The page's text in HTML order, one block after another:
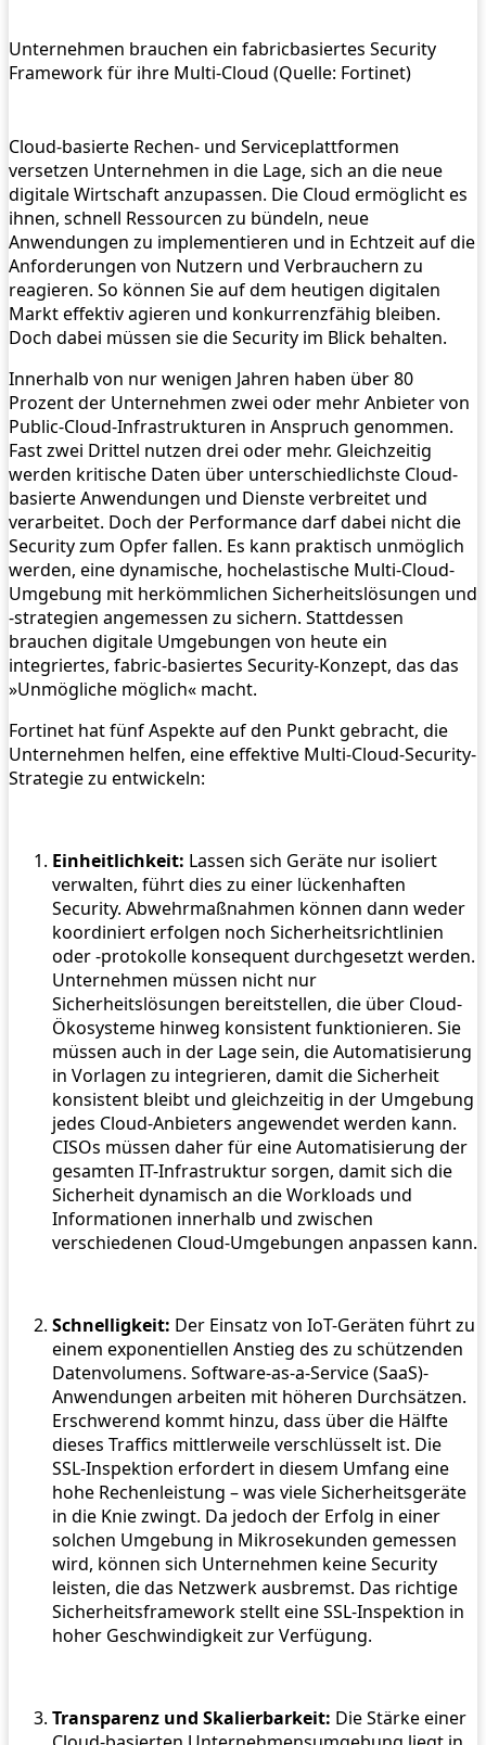
Unternehmen brauchen ein fabricbasiertes Security
Framework für ihre Multi-Cloud (Quelle: Fortinet)
Cloud-basierte Rechen- und Serviceplattformen
versetzen Unternehmen in die Lage, sich an die neue
digitale Wirtschaft anzupassen. Die Cloud ermöglicht es
ihnen, schnell Ressourcen zu bündeln, neue
Anwendungen zu implementieren und in Echtzeit auf die
Anforderungen von Nutzern und Verbrauchern zu
reagieren. So können Sie auf dem heutigen digitalen
Markt effektiv agieren und konkurrenzfähig bleiben.
Doch dabei müssen sie die Security im Blick behalten.
Innerhalb von nur wenigen Jahren haben über 80
Prozent der Unternehmen zwei oder mehr Anbieter von
Public-Cloud-Infrastrukturen in Anspruch genommen.
Fast zwei Drittel nutzen drei oder mehr. Gleichzeitig
werden kritische Daten über unterschiedlichste Cloud-
basierte Anwendungen und Dienste verbreitet und
verarbeitet. Doch der Performance darf dabei nicht die
Security zum Opfer fallen. Es kann praktisch unmöglich
werden, eine dynamische, hochelastische Multi-Cloud-
Umgebung mit herkömmlichen Sicherheitslösungen und
-strategien angemessen zu sichern. Stattdessen
brauchen digitale Umgebungen von heute ein
integriertes, fabric-basiertes Security-Konzept, das das
»Unmögliche möglich« macht.
Fortinet hat fünf Aspekte auf den Punkt gebracht, die
Unternehmen helfen, eine effektive Multi-Cloud-Security-
Strategie zu entwickeln:
Einheitlichkeit: Lassen sich Geräte nur isoliert
verwalten, führt dies zu einer lückenhaften
Security. Abwehrmaßnahmen können dann weder
koordiniert erfolgen noch Sicherheitsrichtlinien
oder -protokolle konsequent durchgesetzt werden.
Unternehmen müssen nicht nur
Sicherheitslösungen bereitstellen, die über Cloud-
Ökosysteme hinweg konsistent funktionieren. Sie
müssen auch in der Lage sein, die Automatisierung
in Vorlagen zu integrieren, damit die Sicherheit
konsistent bleibt und gleichzeitig in der Umgebung
jedes Cloud-Anbieters angewendet werden kann.
CISOs müssen daher für eine Automatisierung der
gesamten IT-Infrastruktur sorgen, damit sich die
Sicherheit dynamisch an die Workloads und
Informationen innerhalb und zwischen
verschiedenen Cloud-Umgebungen anpassen kann.
Schnelligkeit: Der Einsatz von IoT-Geräten führt zu
einem exponentiellen Anstieg des zu schützenden
Datenvolumens. Software-as-a-Service (SaaS)-
Anwendungen arbeiten mit höheren Durchsätzen.
Erschwerend kommt hinzu, dass über die Hälfte
dieses Traffics mittlerweile verschlüsselt ist. Die
SSL-Inspektion erfordert in diesem Umfang eine
hohe Rechenleistung – was viele Sicherheitsgeräte
in die Knie zwingt. Da jedoch der Erfolg in einer
solchen Umgebung in Mikrosekunden gemessen
wird, können sich Unternehmen keine Security
leisten, die das Netzwerk ausbremst. Das richtige
Sicherheitsframework stellt eine SSL-Inspektion in
hoher Geschwindigkeit zur Verfügung.
Transparenz und Skalierbarkeit: Die Stärke einer